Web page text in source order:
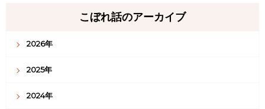
こぼれ話のアーカイブ
2026年
2025年
2024年